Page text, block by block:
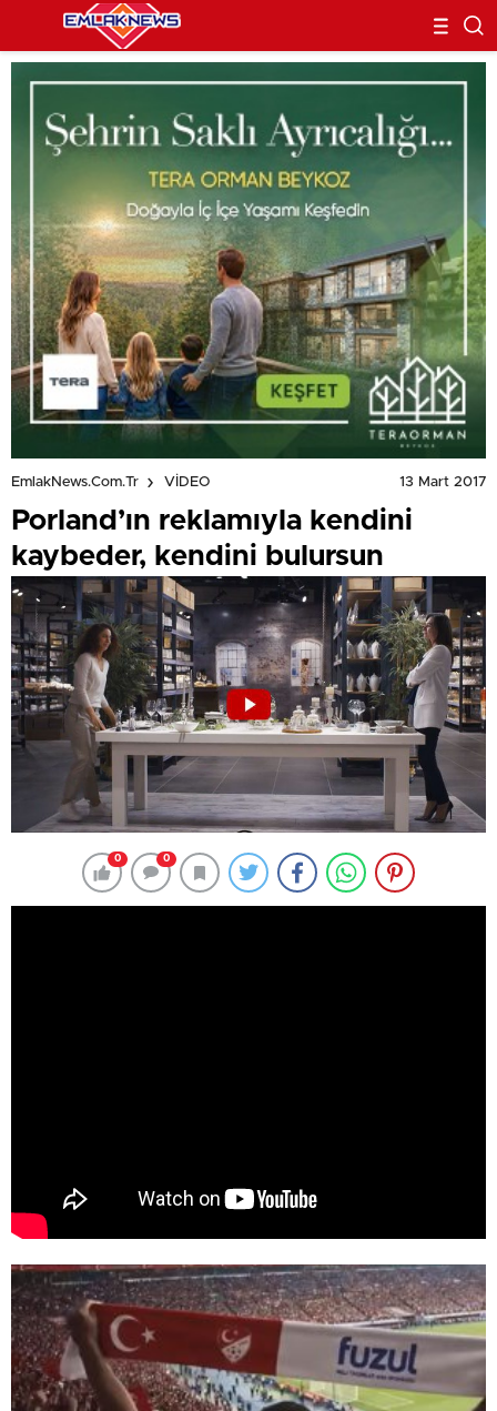
EmlakNews.com.tr VİDEO 13 Mart 2017
Porland’ın reklamıyla kendini
kaybeder, kendini bulursun
0 0